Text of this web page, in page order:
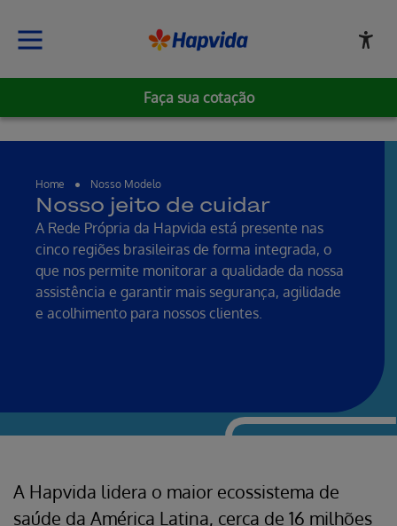
Faça sua cotação
Home Nosso Modelo
Nosso jeito de cuidar
A Rede Própria da Hapvida está presente nas
cinco regiões brasileiras de forma integrada, o
que nos permite monitorar a qualidade da nossa
assistência e garantir mais segurança, agilidade
e acolhimento para nossos clientes.
A Hapvida lidera o maior ecossistema de
saúde da América Latina, cerca de 16 milhões